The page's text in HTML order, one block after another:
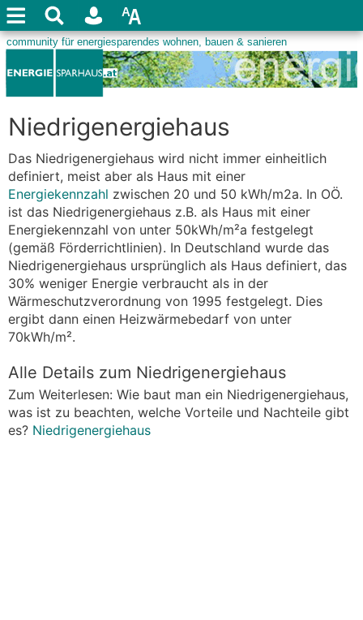
Niedrigenergiehaus
Das Niedrigenergiehaus wird nicht immer einheitlich
definiert, meist aber als Haus mit einer
Energiekennzahl zwischen 20 und 50 kWh/m2a. In OÖ.
ist das Niedrigenergiehaus z.B. als Haus mit einer
Energiekennzahl von unter 50kWh/m²a festgelegt
(gemäß Förderrichtlinien). In Deutschland wurde das
Niedrigenergiehaus ursprünglich als Haus definiert, das
30% weniger Energie verbraucht als in der
Wärmeschutzverordnung von 1995 festgelegt. Dies
ergibt dann einen Heizwärmebedarf von unter
70kWh/m².
Alle Details zum Niedrigenergiehaus
Zum Weiterlesen: Wie baut man ein Niedrigenergiehaus,
was ist zu beachten, welche Vorteile und Nachteile gibt
es? Niedrigenergiehaus